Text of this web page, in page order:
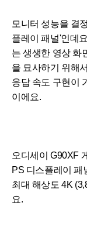
모니터 성능을 결
플레이 패널'인데
는 생생한 영상 화
을 묘사하기 위해
응답 속도 구현이
이에요.
오디세이 G90XF
PS 디스플레이 패
최대 해상도 4K
요.